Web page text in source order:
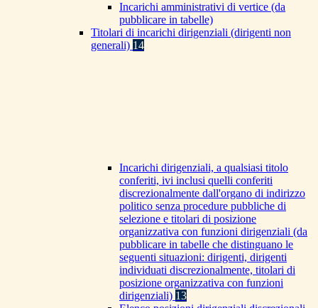
Incarichi amministrativi di vertice (da
pubblicare in tabelle)
Titolari di incarichi dirigenziali (dirigenti non
generali) 14
Incarichi dirigenziali, a qualsiasi titolo
conferiti, ivi inclusi quelli conferiti
discrezionalmente dall'organo di indirizzo
politico senza procedure pubbliche di
selezione e titolari di posizione
organizzativa con funzioni dirigenziali (da
pubblicare in tabelle che distinguano le
seguenti situazioni: dirigenti, dirigenti
individuati discrezionalmente, titolari di
posizione organizzativa con funzioni
dirigenziali) 13